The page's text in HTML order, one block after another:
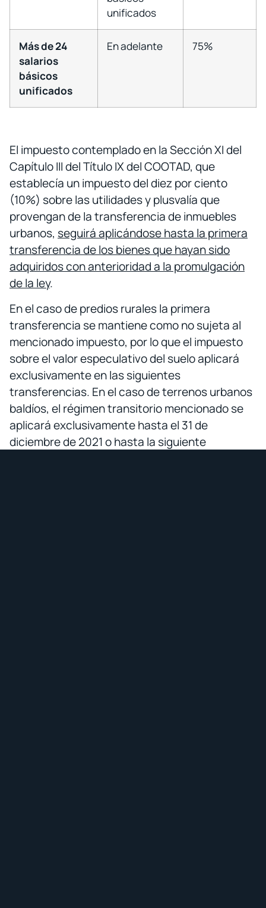
unificados
Más de 24
salarios
básicos
unificados
En adelante 75%
El impuesto contemplado en la Sección XI del
Capítulo III del Título IX del COOTAD, que
establecía un impuesto del diez por ciento
(10%) sobre las utilidades y plusvalía que
provengan de la transferencia de inmuebles
urbanos, seguirá aplicándose hasta la primera
transferencia de los bienes que hayan sido
adquiridos con anterioridad a la promulgación
de la ley.
En el caso de predios rurales la primera
transferencia se mantiene como no sujeta al
mencionado impuesto, por lo que el impuesto
sobre el valor especulativo del suelo aplicará
exclusivamente en las siguientes
transferencias. En el caso de terrenos urbanos
baldíos, el régimen transitorio mencionado se
aplicará exclusivamente hasta el 31 de
diciembre de 2021 o hasta la siguiente